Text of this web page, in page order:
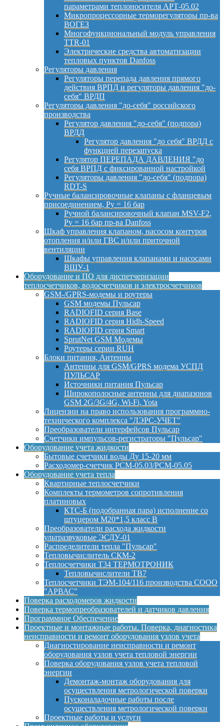
параметрами теплоносителя АРТ-05.02
Микропроцессорные терморегуляторы пр-ва
ВОГЕЗ
Многофункциональный модуль управления
TTR-01
Электрические средства автоматизации
тепловых пунктов Danfoss
Регуляторы давления
Регуляторы перепада давления прямого
действия ВРПД и регуляторы давления "до-
себя" ВРДП
Регуляторы давления "до-себя" российского
производства
Регулятор давления "до-себя" (подпора)
ВРДД
Регулятор давления "до себя" ВРДД с
функцией перезапуска
Регулятор ПЕРЕПАДА ДАВЛЕНИЯ "до
себя ВРПД с фиксированной настройкой
Регуляторы давления "до-себя" (подпора)
RDT-S
Ручные балансировочные клапаны с фланцевым
присоединением, Py = 16 бар
Ручной балансировочный клапан MSV-F2,
Py = 16 бар пр-ва Danfoss
Шкаф управления клапаном, насосом контуров
отопления и/или ГВС и/или приточной
вентиляции
Шкафы управления клапанами и насосами
ВШУ-1
Оборудование и ПО для диспетчеризации
теплосчетчиков, водосчетчиков и электросчетчиков
GSM-/GPRS-модемы и роутеры
GSM модемы Пульсар
RADIOFID серия Base
RADIOFID серия Hidh-Speed
RADIOFID серия Smart
SprutNet GSM Модемы
Роутеры серии RUH
Блоки питания, Антенны
Антенны для GSM/GPRS модема УСПД
ПУЛЬСАР
Источники питания Пульсар
Широкополосные антенны для диапазонов
GSM 2G/3G/4G, Wi-Fi, Yota
Лицензии на право использования программно-
технического комплекса "ЛЭРС-УЧЕТ"
Преобразователи интерфейсов Пульсар
Счетчики импульсов-регистраторы "Пульсар"
Оборудование учета жидкости
Бытовые счетчики воды Ду 15-20 мм
Расходомер-счетчик РСМ-05.03/РСМ-05.05
Оборудование учета тепла
Квартирные теплосчетчики
Комплекты термометров сопротивления
платиновых
КТС-Б (подобранная пара) исполнение со
штуцером М20*1,5 класс B
Преобразователи расхода жидкости
ультразвуковые ЭСДУ-01
Распределители тепла "Пульсар"
Тепловычислитель СКМ-2
Теплосчетчики Т34 ТЕРМОТРОНИК
Тепловычислители ТВ7
Теплосчетчики ТЭМ-104/116 производства СООО
"АРВАС"
Поверка расходомеров жидкости
Поверка термопреобразователей и датчиков давления
Программное Обеспечение
Проектные и монтажные работы. Поверка, диагностика
неисправности и ремонт оборудования узлов учета
Диагностирование неисправности и ремонт
оборудования узлов учета тепловой энергии
Поверка оборудования узлов учета тепловой
энергии
Демонтаж-монтаж оборудования для
осуществления метрологической поверки
Пусконаладочные работы после
осуществления метрологической поверки
Проектные работы и услуги